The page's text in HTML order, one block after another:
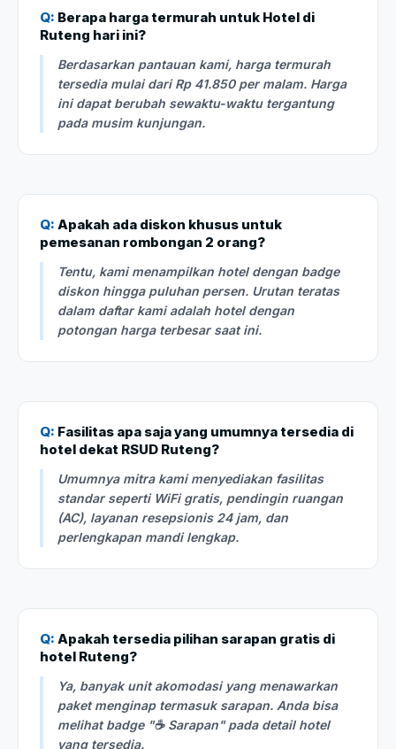
Q: Berapa harga termurah untuk Hotel di
Ruteng hari ini?
Berdasarkan pantauan kami, harga termurah
tersedia mulai dari Rp 41.850 per malam. Harga
ini dapat berubah sewaktu-waktu tergantung
pada musim kunjungan.
Q: Apakah ada diskon khusus untuk
pemesanan rombongan 2 orang?
Tentu, kami menampilkan hotel dengan badge
diskon hingga puluhan persen. Urutan teratas
dalam daftar kami adalah hotel dengan
potongan harga terbesar saat ini.
Q: Fasilitas apa saja yang umumnya tersedia di
hotel dekat RSUD Ruteng?
Umumnya mitra kami menyediakan fasilitas
standar seperti WiFi gratis, pendingin ruangan
(AC), layanan resepsionis 24 jam, dan
perlengkapan mandi lengkap.
Q: Apakah tersedia pilihan sarapan gratis di
hotel Ruteng?
Ya, banyak unit akomodasi yang menawarkan
paket menginap termasuk sarapan. Anda bisa
melihat badge "☕ Sarapan" pada detail hotel
yang tersedia.